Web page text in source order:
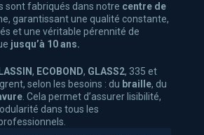
sont fabriqués dans notre centre de
garantissant une qualité constante,
et une véritable pérennité de
jusqu’à 10 ans.
, ECOBOND, GLASS2, 335 et
selon les besoins : du braille, du
. Cela permet d’assurer lisibilité,
dans tous les